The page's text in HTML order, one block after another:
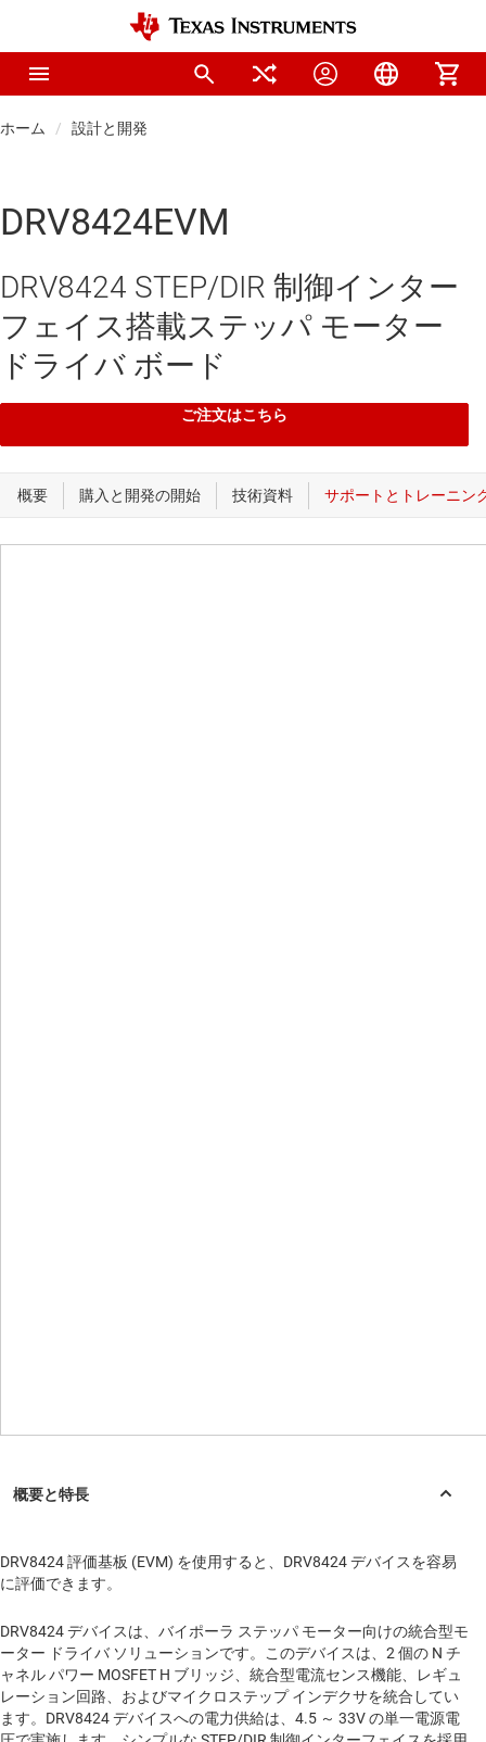
ホーム 設計と開発
DRV8424EVM
DRV8424 STEP/DIR 制御インター
フェイス搭載ステッパ モーター
ドライバ ボード
ご注文はこちら
DRV8424 評価基板 (EVM) を使用すると、DRV8424 デバイスを容易
に評価できます。
DRV8424 デバイスは、バイポーラ ステッパ モーター向けの統合型モ
ーター ドライバ ソリューションです。このデバイスは、2 個の N チ
ャネル パワー MOSFET H ブリッジ、統合型電流センス機能、レギュ
レーション回路、およびマイクロステップ インデクサを統合してい
ます。DRV8424 デバイスへの電力供給は、4.5 ～ 33V の単一電源電